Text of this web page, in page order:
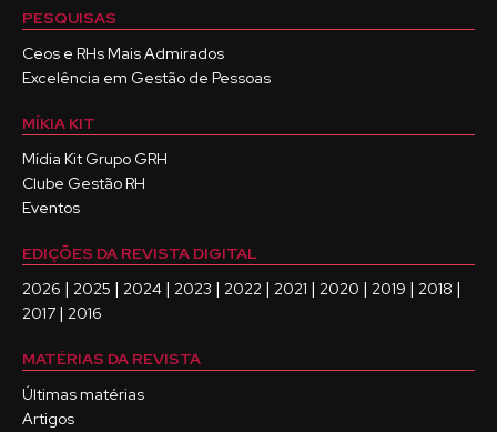
PESQUISAS
Ceos e RHs Mais Admirados
Excelência em Gestão de Pessoas
MÍKIA KIT
Mídia Kit Grupo GRH
Clube Gestão RH
Eventos
EDIÇÕES DA REVISTA DIGITAL
2026 | 2025 | 2024 | 2023 | 2022 | 2021 | 2020 | 2019 | 2018 |
2017 | 2016
MATÉRIAS DA REVISTA
Últimas matérias
Artigos